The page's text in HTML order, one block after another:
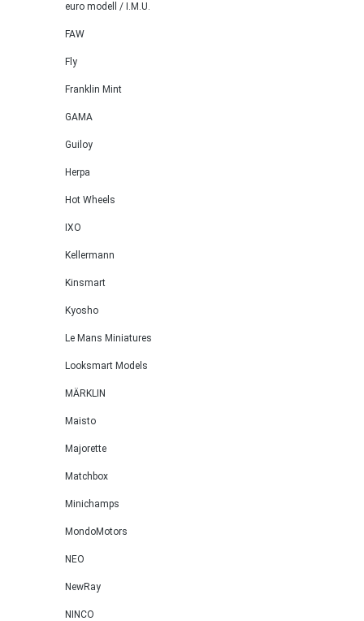
euro modell / I.M.U.
FAW
Fly
Franklin Mint
GAMA
Guiloy
Herpa
Hot Wheels
IXO
Kellermann
Kinsmart
Kyosho
Le Mans Miniatures
Looksmart Models
MÄRKLIN
Maisto
Majorette
Matchbox
Minichamps
MondoMotors
NEO
NewRay
NINCO